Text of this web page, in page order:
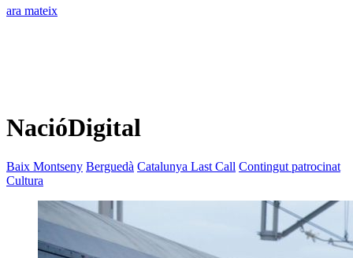
ara mateix
NacióDigital
Baix Montseny Berguedà Catalunya Last Call Contingut patrocinat
Cultura